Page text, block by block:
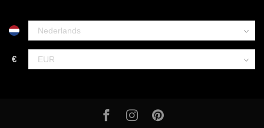
€